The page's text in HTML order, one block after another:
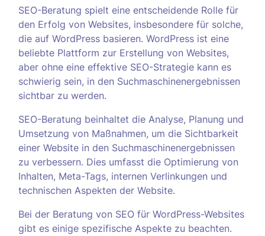
SEO-Beratung spielt eine entscheidende Rolle für
den Erfolg von Websites, insbesondere für solche,
die auf WordPress basieren. WordPress ist eine
beliebte Plattform zur Erstellung von Websites,
aber ohne eine effektive SEO-Strategie kann es
schwierig sein, in den Suchmaschinenergebnissen
sichtbar zu werden.
SEO-Beratung beinhaltet die Analyse, Planung und
Umsetzung von Maßnahmen, um die Sichtbarkeit
einer Website in den Suchmaschinenergebnissen
zu verbessern. Dies umfasst die Optimierung von
Inhalten, Meta-Tags, internen Verlinkungen und
technischen Aspekten der Website.
Bei der Beratung von SEO für WordPress-Websites
gibt es einige spezifische Aspekte zu beachten.